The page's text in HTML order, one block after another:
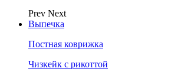
Prev Next
Выпечка
Постная коврижка
Чизкейк с рикоттой